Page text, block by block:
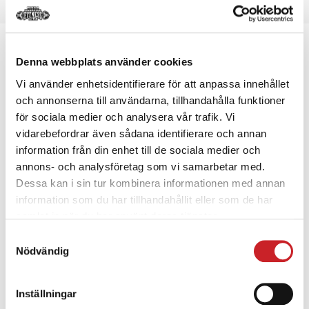
Denna webbplats använder cookies
Vi använder enhetsidentifierare för att anpassa innehållet
och annonserna till användarna, tillhandahålla funktioner
för sociala medier och analysera vår trafik. Vi
vidarebefordrar även sådana identifierare och annan
information från din enhet till de sociala medier och
annons- och analysföretag som vi samarbetar med.
Dessa kan i sin tur kombinera informationen med annan
information som du har tillhandahållit eller som de har
Nödvändig
Inställningar
Included Slider Revolution WP
Slider Revolution is an innovative, responsive
WordPress Slider Plugin that displays your content
the beautiful way. Whether it’s a Slider, Carousel,
Hero Scene or even a whole Front Page, the visual,